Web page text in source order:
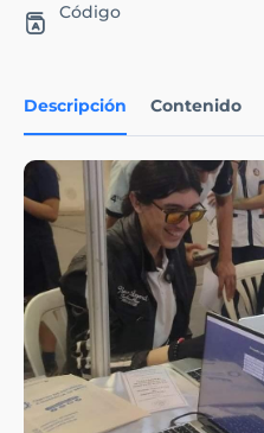
Descripción Contenido
Código